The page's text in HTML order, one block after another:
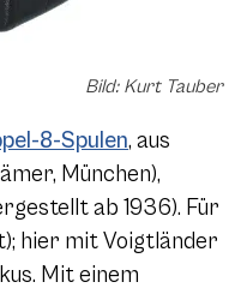
Bild: Kurt Tauber
8-Spulen, aus
München),
ab 1936). Für
hier mit Voigtländer
Mit einem